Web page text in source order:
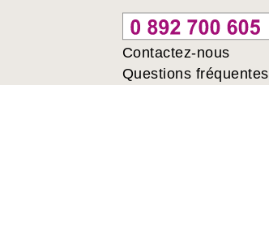
Contactez-nous
Questions fréquentes